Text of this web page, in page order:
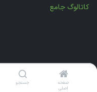
صفحه
اصلی
جستجو
صفحه
اصلی
جستجو
کاتالوگ جامع
نماد الکترونیکی: